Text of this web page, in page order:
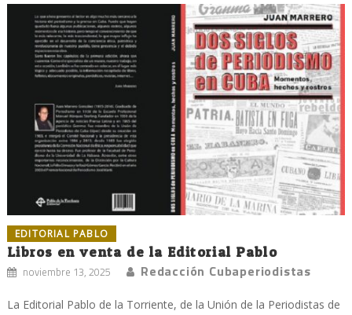
EDITORIAL PABLO
Libros en venta de la Editorial Pablo
noviembre 13, 2025 Redacción Cubaperiodistas
La Editorial Pablo de la Torriente, de la Unión de la Periodistas de